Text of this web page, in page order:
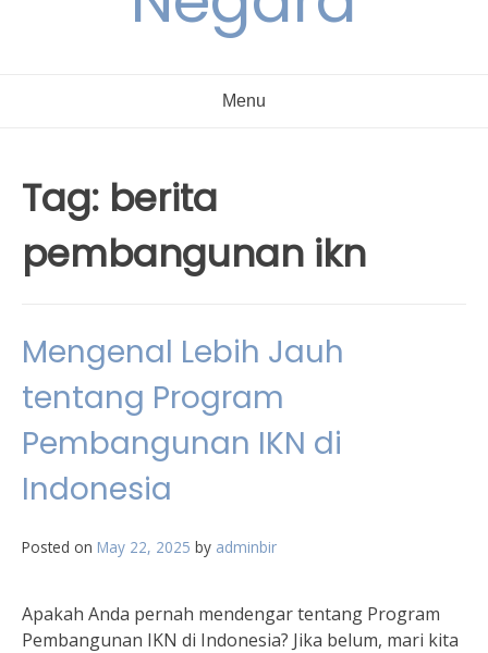
Menu
Tag: berita
pembangunan ikn
Mengenal Lebih Jauh
tentang Program
Pembangunan IKN di
Indonesia
Posted on May 22, 2025 by adminbir
Apakah Anda pernah mendengar tentang Program
Pembangunan IKN di Indonesia? Jika belum, mari kita